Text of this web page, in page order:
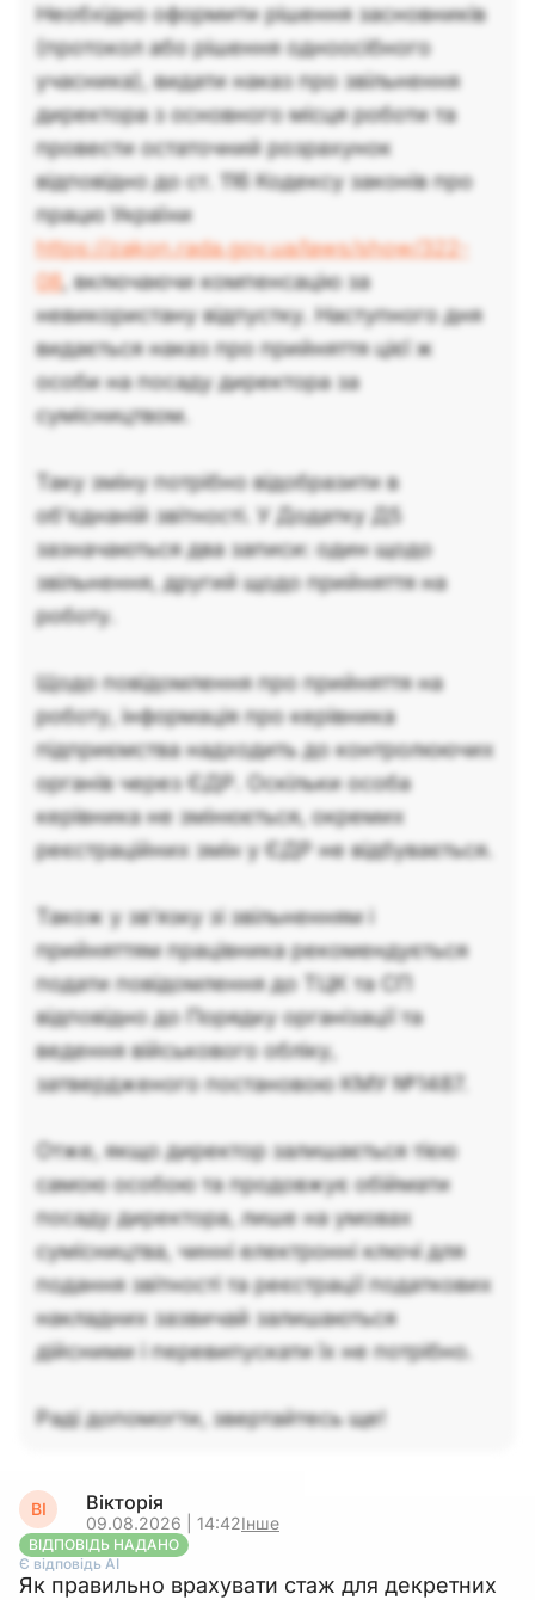
Необхідно оформити рішення засновників
(протокол або рішення одноосібного
учасника), видати наказ про звільнення
директора з основного місця роботи та
провести остаточний розрахунок
відповідно до ст. 116 Кодексу законів про
працю України
https://zakon.rada.gov.ua/laws/show/322-
08, включаючи компенсацію за
невикористану відпустку. Наступного дня
видається наказ про прийняття цієї ж
особи на посаду директора за
сумісництвом.
Таку зміну потрібно відобразити в
об’єднаній звітності. У Додатку Д5
зазначаються два записи: один щодо
звільнення, другий щодо прийняття на
роботу.
Щодо повідомлення про прийняття на
роботу, інформація про керівника
підприємства надходить до контролюючих
органів через ЄДР. Оскільки особа
керівника не змінюється, окремих
реєстраційних змін у ЄДР не відбувається.
Також у зв’язку зі звільненням і
прийняттям працівника рекомендується
подати повідомлення до ТЦК та СП
відповідно до Порядку організації та
ведення військового обліку,
затвердженого постановою КМУ №1487.
Отже, якщо директор залишається тією
самою особою та продовжує обіймати
посаду директора, лише на умовах
сумісництва, чинні електронні ключі для
подання звітності та реєстрації податкових
накладних зазвичай залишаються
дійсними і перевипускати їх не потрібно.
Раді допомогти, звертайтесь ще!
ВІ Вікторія
09.08.2026 | 14:42Інше
ВІДПОВІДЬ НАДАНО
Є відповідь АІ
Як правильно врахувати стаж для декретних